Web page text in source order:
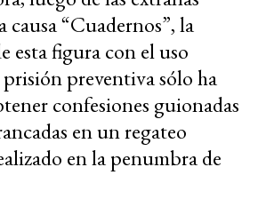
causa “Cuadernos”, la
esta figura con el uso
preventiva sólo ha
confesiones guionadas
en un regateo
en la penumbra de